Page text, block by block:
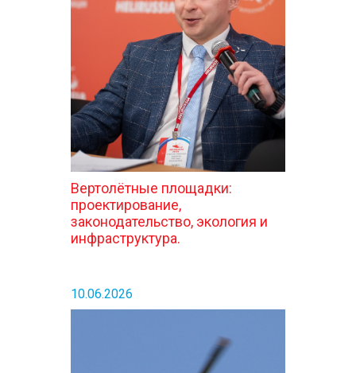
Вертолётные площадки:
проектирование,
законодательство, экология и
инфраструктура.
10.06.2026